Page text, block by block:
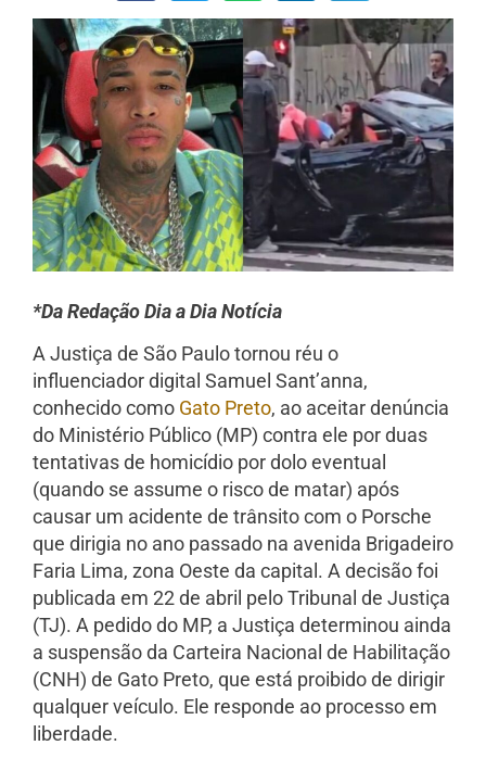
*Da Redação Dia a Dia Notícia
A Justiça de São Paulo tornou réu o
influenciador digital Samuel Sant’anna,
conhecido como Gato Preto, ao aceitar denúncia
do Ministério Público (MP) contra ele por duas
tentativas de homicídio por dolo eventual
(quando se assume o risco de matar) após
causar um acidente de trânsito com o Porsche
que dirigia no ano passado na avenida Brigadeiro
Faria Lima, zona Oeste da capital. A decisão foi
publicada em 22 de abril pelo Tribunal de Justiça
(TJ). A pedido do MP, a Justiça determinou ainda
a suspensão da Carteira Nacional de Habilitação
(CNH) de Gato Preto, que está proibido de dirigir
qualquer veículo. Ele responde ao processo em
liberdade.